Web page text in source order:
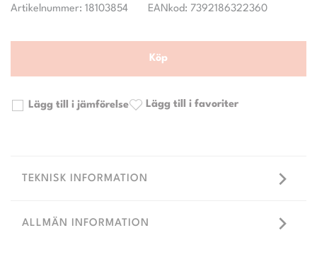
Artikelnummer: 18103854 EANkod: 7392186322360
Köp
Lägg till i jämförelse Lägg till i favoriter
TEKNISK INFORMATION
ALLMÄN INFORMATION